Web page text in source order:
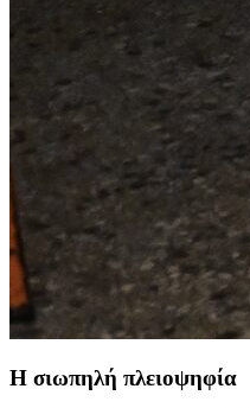
Η σιωπηλή πλειοψηφία